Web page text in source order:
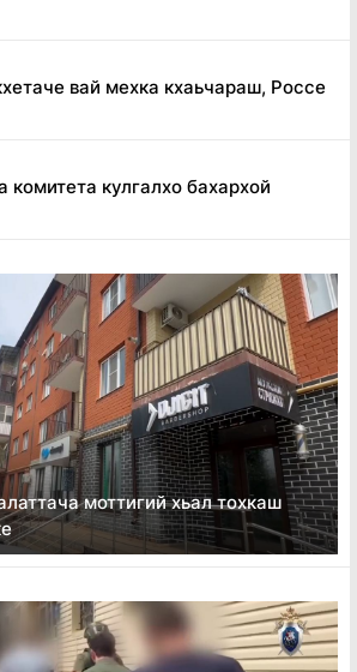
вай мехка кхаьчараш, Россе
комитета кулгалхо бахархой
моттигий хьал тохкаш